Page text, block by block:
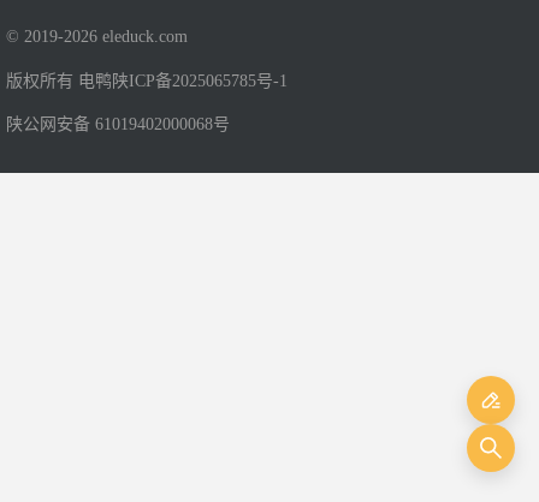
© 2019-2026 eleduck.com
版权所有 电鸭 陕ICP备2025065785号-1
陕公网安备 61019402000068号